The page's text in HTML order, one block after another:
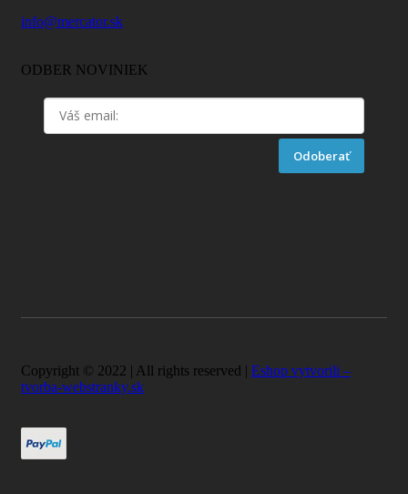
info@mercator.sk
ODBER NOVINIEK
Odoberať
Copyright © 2022 | All rights reserved | Eshop vytvorili –
tvorba-webstranky.sk